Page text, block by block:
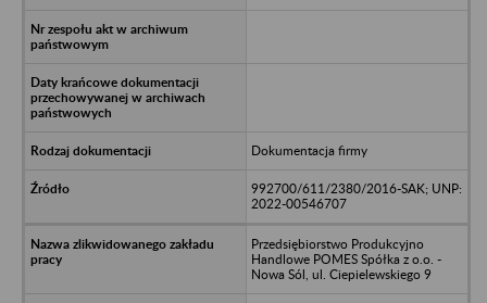
Dokumentacja firmy
992700/611/2380/2016-SAK; UNP:
2022-00546707
Przedsiębiorstwo Produkcyjno
Handlowe POMES Spółka z o.o. -
Nowa Sól, ul. Ciepielewskiego 9